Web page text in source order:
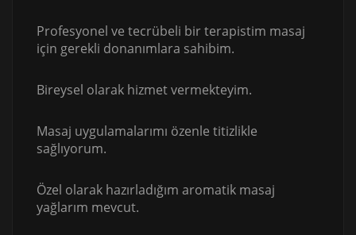
Profesyonel ve tecrübeli bir terapistim masaj
için gerekli donanımlara sahibim.
Bireysel olarak hizmet vermekteyim.
Masaj uygulamalarımı özenle titizlikle
sağlıyorum.
Özel olarak hazırladığım aromatik masaj
yağlarım mevcut.